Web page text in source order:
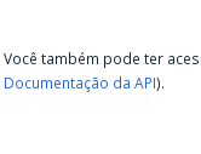
Você também pode ter
Documentação da API).